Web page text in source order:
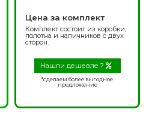
Цена за комплект
Комплект состоит из коробки,
полотна и наличников с двух
сторон.
Нашли дешевле ?
*сделаем более выгодное
предложение